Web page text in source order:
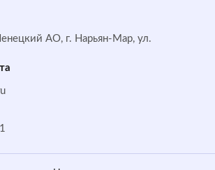
АО, г. Нарьян-Мар, ул.